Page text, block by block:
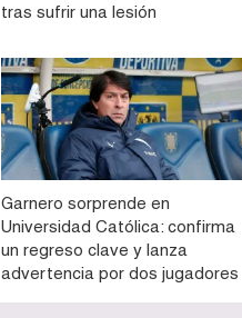
tras sufrir una lesión
Garnero sorprende en
Universidad Católica: confirma
un regreso clave y lanza
advertencia por dos jugadores